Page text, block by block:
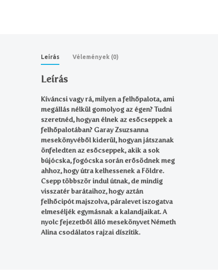
Leírás Vélemények (0)
Leírás
Kíváncsi vagy rá, milyen a felhőpalota, ami
megállás nélkül gomolyog az égen? Tudni
szeretnéd, hogyan élnek az esőcseppek a
felhőpalotában? Garay Zsuzsanna
mesekönyvéből kiderül, hogyan játszanak
önfeledten az esőcseppek, akik a sok
bújócska, fogócska során erősödnek meg
ahhoz, hogy útra kelhessenek a Földre.
Csepp többször indul útnak, de mindig
visszatér barátaihoz, hogy aztán
felhőcipót majszolva, páralevet iszogatva
elmeséljék egymásnak a kalandjaikat. A
nyolc fejezetből álló mesekönyvet Németh
Alina csodálatos rajzai díszítik.